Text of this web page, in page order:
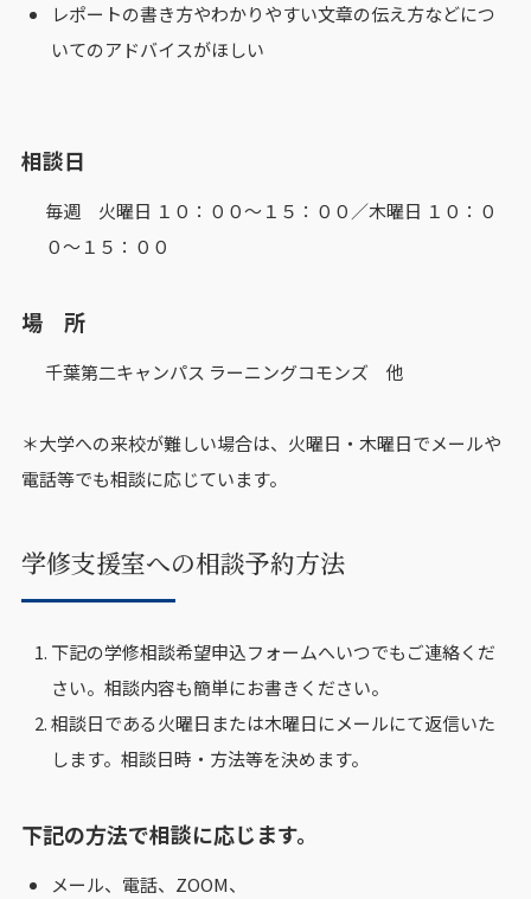
レポートの書き方やわかりやすい文章の伝え方などにつ
いてのアドバイスがほしい
相談日
毎週 火曜日 １０：００～１５：００／木曜日 １０：０
０～１５：００
場 所
千葉第二キャンパス ラーニングコモンズ 他
＊大学への来校が難しい場合は、火曜日・木曜日でメールや
電話等でも相談に応じています。
学修支援室への相談予約方法
下記の学修相談希望申込フォームへいつでもご連絡くだ
さい。相談内容も簡単にお書きください。
相談日である火曜日または木曜日にメールにて返信いた
します。相談日時・方法等を決めます。
下記の方法で相談に応じます。
メール、電話、ZOOM、